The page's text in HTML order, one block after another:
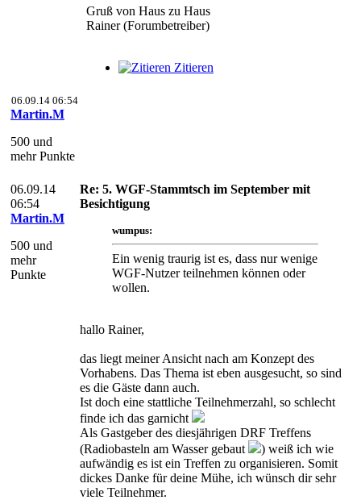
Gruß von Haus zu Haus
Rainer (Forumbetreiber)
Zitieren
06.09.14 06:54
Martin.M
500 und
mehr Punkte
06.09.14
06:54
Martin.M
500 und
mehr
Punkte
Re: 5. WGF-Stammtsch im September mit
Besichtigung
wumpus:
Ein wenig traurig ist es, dass nur wenige
WGF-Nutzer teilnehmen können oder
wollen.
hallo Rainer,
das liegt meiner Ansicht nach am Konzept des
Vorhabens. Das Thema ist eben ausgesucht, so sind
es die Gäste dann auch.
Ist doch eine stattliche Teilnehmerzahl, so schlecht
finde ich das garnicht
Als Gastgeber des diesjährigen DRF Treffens
(Radiobasteln am Wasser gebaut
) weiß ich wie
aufwändig es ist ein Treffen zu organisieren. Somit
dickes Danke für deine Mühe, ich wünsch dir sehr
viele Teilnehmer.